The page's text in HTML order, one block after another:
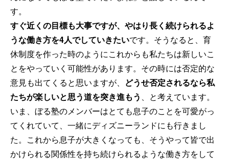
す。
すぐ近くの目標も大事ですが、やはり長く続けられるよ
うな働き方を4人でしていきたいです。そうなると、育
休制度を作った時のようにこれからも私たちは新しいこ
とをやっていく可能性があります。その時には否定的な
意見も出てくると思いますが、 どうせ否定されるなら私
たちが楽しいと思う道を突き進もう 、と考えています。
いま、ぼる塾のメンバーはとても息子のことを可愛がっ
てくれていて、一緒にディズニーランドにも行きまし
た。これから息子が大きくなっても、そうやって皆で出
かけられる関係性を持ち続けられるような働き方をして